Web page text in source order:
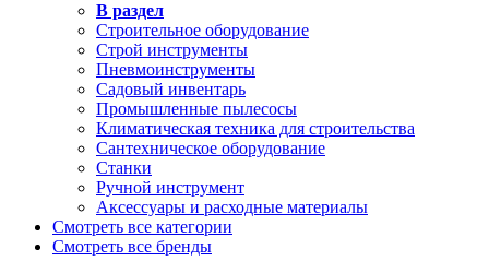
В раздел
Строительное оборудование
Строй инструменты
Пневмоинструменты
Садовый инвентарь
Промышленные пылесосы
Климатическая техника для строительства
Сантехническое оборудование
Станки
Ручной инструмент
Аксессуары и расходные материалы
Смотреть все категории
Смотреть все бренды